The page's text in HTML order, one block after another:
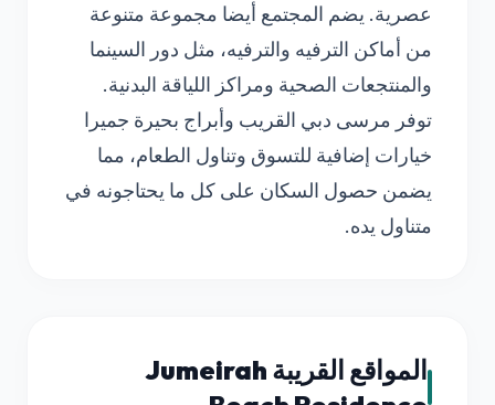
عصرية. يضم المجتمع أيضا مجموعة متنوعة
من أماكن الترفيه والترفيه، مثل دور السينما
والمنتجعات الصحية ومراكز اللياقة البدنية.
توفر مرسى دبي القريب وأبراج بحيرة جميرا
خيارات إضافية للتسوق وتناول الطعام، مما
يضمن حصول السكان على كل ما يحتاجونه في
متناول يده.
المواقع القريبة Jumeirah